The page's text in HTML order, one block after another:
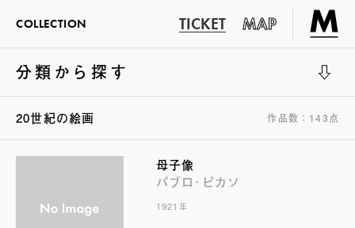
COLLECTION TICKET MAP
分類から探す
展示室1
20世紀の絵画 作品数：143点
母子像
パブロ･ピカソ
1921年